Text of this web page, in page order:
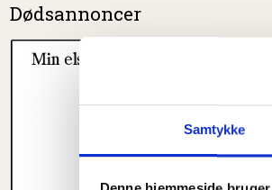
Samtykke
Dødsannoncer